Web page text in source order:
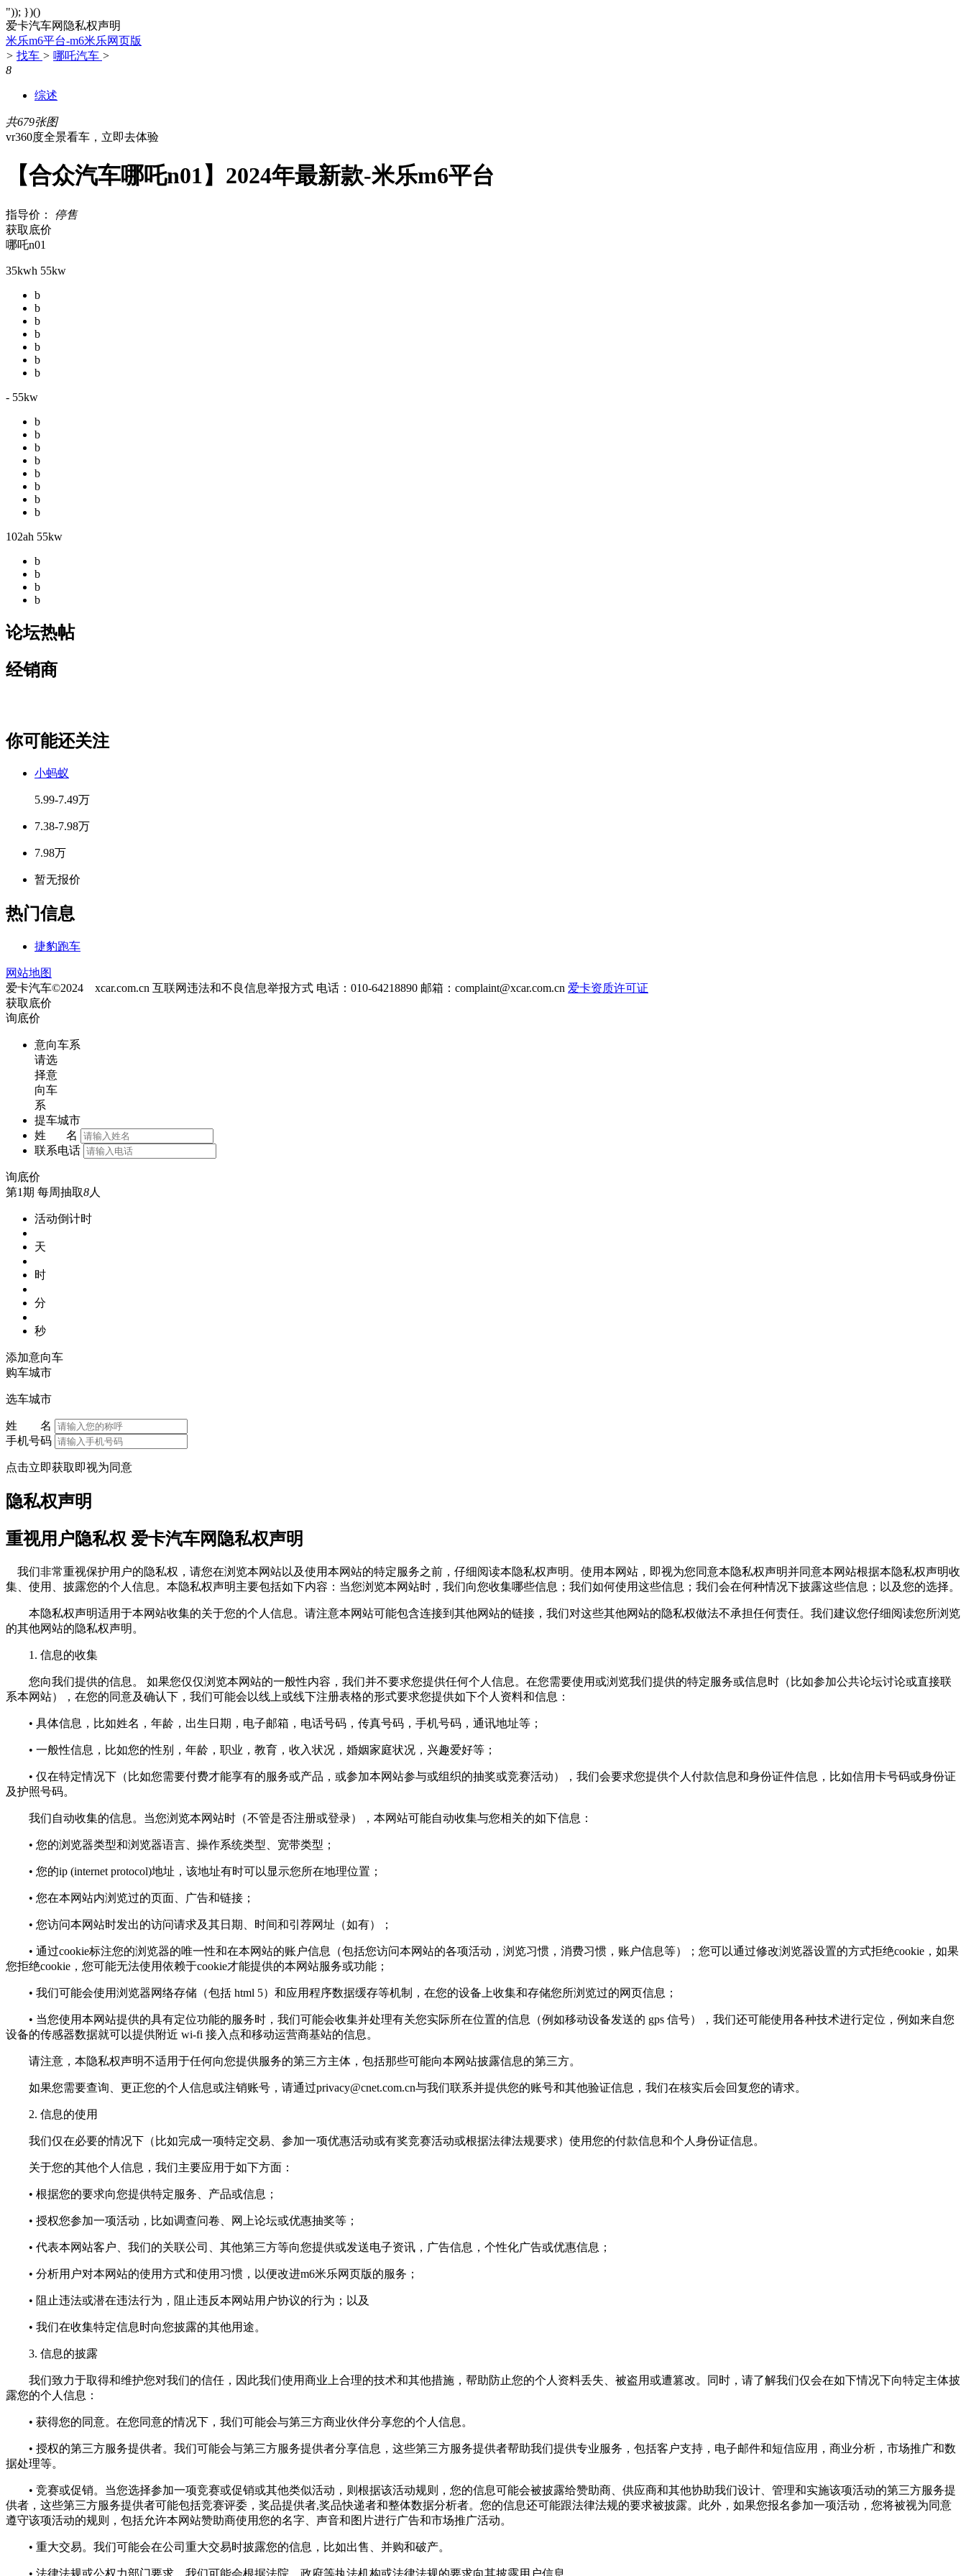
")); })()
爱卡汽车网隐私权声明
米乐m6平台-m6米乐网页版
> 找车 > 哪吒汽车 >
8
综述
共679张图
vr360度全景看车，立即去体验
【合众汽车哪吒n01】2024年最新款-米乐m6平台
指导价： 停售
获取底价
哪吒n01
35kwh 55kw
b
b
b
b
b
b
b
- 55kw
b
b
b
b
b
b
b
b
102ah 55kw
b
b
b
b
论坛热帖
经销商
你可能还关注
小蚂蚁
5.99-7.49万
7.38-7.98万
7.98万
暂无报价
热门信息
捷豹跑车
网站地图
爱卡汽车©2024 xcar.com.cn 互联网违法和不良信息举报方式 电话：010-64218890 邮箱： complaint@xcar.com.cn 爱卡资质许可证
获取底价
询底价
意向车系
请选
择意
向车
系
提车城市
姓 名
联系电话
询底价
第1期 每周抽取8人
活动倒计时
天
时
分
秒
添加意向车
购车城市
选车城市
姓 名
手机号码
点击立即获取即视为同意
隐私权声明
重视用户隐私权 爱卡汽车网隐私权声明
我们非常重视保护用户的隐私权，请您在浏览本网站以及使用本网站的特定服务之前，仔细阅读本隐私权声明。使用本网站，即视为您同意本隐私权声明并同意本网站根据本隐私权声明收
集、使用、披露您的个人信息。本隐私权声明主要包括如下内容：当您浏览本网站时，我们向您收集哪些信息；我们如何使用这些信息；我们会在何种情况下披露这些信息；以及您的选择。
本隐私权声明适用于本网站收集的关于您的个人信息。请注意本网站可能包含连接到其他网站的链接，我们对这些其他网站的隐私权做法不承担任何责任。我们建议您仔细阅读您所浏览
的其他网站的隐私权声明。
1. 信息的收集
您向我们提供的信息。 如果您仅仅浏览本网站的一般性内容，我们并不要求您提供任何个人信息。在您需要使用或浏览我们提供的特定服务或信息时（比如参加公共论坛讨论或直接联
系本网站），在您的同意及确认下，我们可能会以线上或线下注册表格的形式要求您提供如下个人资料和信息：
• 具体信息，比如姓名，年龄，出生日期，电子邮箱，电话号码，传真号码，手机号码，通讯地址等；
• 一般性信息，比如您的性别，年龄，职业，教育，收入状况，婚姻家庭状况，兴趣爱好等；
• 仅在特定情况下（比如您需要付费才能享有的服务或产品，或参加本网站参与或组织的抽奖或竞赛活动），我们会要求您提供个人付款信息和身份证件信息，比如信用卡号码或身份证
及护照号码。
我们自动收集的信息。当您浏览本网站时（不管是否注册或登录），本网站可能自动收集与您相关的如下信息：
• 您的浏览器类型和浏览器语言、操作系统类型、宽带类型；
• 您的ip (internet protocol)地址，该地址有时可以显示您所在地理位置；
• 您在本网站内浏览过的页面、广告和链接；
• 您访问本网站时发出的访问请求及其日期、时间和引荐网址（如有）；
• 通过cookie标注您的浏览器的唯一性和在本网站的账户信息（包括您访问本网站的各项活动，浏览习惯，消费习惯，账户信息等）；您可以通过修改浏览器设置的方式拒绝cookie，如果
您拒绝cookie，您可能无法使用依赖于cookie才能提供的本网站服务或功能；
• 我们可能会使用浏览器网络存储（包括 html 5）和应用程序数据缓存等机制，在您的设备上收集和存储您所浏览过的网页信息；
• 当您使用本网站提供的具有定位功能的服务时，我们可能会收集并处理有关您实际所在位置的信息（例如移动设备发送的 gps 信号），我们还可能使用各种技术进行定位，例如来自您
设备的传感器数据就可以提供附近 wi-fi 接入点和移动运营商基站的信息。
请注意，本隐私权声明不适用于任何向您提供服务的第三方主体，包括那些可能向本网站披露信息的第三方。
如果您需要查询、更正您的个人信息或注销账号，请通过privacy@cnet.com.cn与我们联系并提供您的账号和其他验证信息，我们在核实后会回复您的请求。
2. 信息的使用
我们仅在必要的情况下（比如完成一项特定交易、参加一项优惠活动或有奖竞赛活动或根据法律法规要求）使用您的付款信息和个人身份证信息。
关于您的其他个人信息，我们主要应用于如下方面：
• 根据您的要求向您提供特定服务、产品或信息；
• 授权您参加一项活动，比如调查问卷、网上论坛或优惠抽奖等；
• 代表本网站客户、我们的关联公司、其他第三方等向您提供或发送电子资讯，广告信息，个性化广告或优惠信息；
• 分析用户对本网站的使用方式和使用习惯，以便改进m6米乐网页版的服务；
• 阻止违法或潜在违法行为，阻止违反本网站用户协议的行为；以及
• 我们在收集特定信息时向您披露的其他用途。
3. 信息的披露
我们致力于取得和维护您对我们的信任，因此我们使用商业上合理的技术和其他措施，帮助防止您的个人资料丢失、被盗用或遭篡改。同时，请了解我们仅会在如下情况下向特定主体披
露您的个人信息：
• 获得您的同意。在您同意的情况下，我们可能会与第三方商业伙伴分享您的个人信息。
• 授权的第三方服务提供者。我们可能会与第三方服务提供者分享信息，这些第三方服务提供者帮助我们提供专业服务，包括客户支持，电子邮件和短信应用，商业分析，市场推广和数
据处理等。
• 竞赛或促销。当您选择参加一项竞赛或促销或其他类似活动，则根据该活动规则，您的信息可能会被披露给赞助商、供应商和其他协助我们设计、管理和实施该项活动的第三方服务提
供者，这些第三方服务提供者可能包括竞赛评委，奖品提供者,奖品快递者和整体数据分析者。您的信息还可能跟法律法规的要求被披露。此外，如果您报名参加一项活动，您将被视为同意
遵守该项活动的规则，包括允许本网站赞助商使用您的名字、声音和图片进行广告和市场推广活动。
• 重大交易。我们可能会在公司重大交易时披露您的信息，比如出售、并购和破产。
• 法律法规或公权力部门要求。我们可能会根据法院、政府等执法机构或法律法规的要求向其披露用户信息。